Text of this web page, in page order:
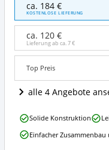
Fitness
Parallettes
Push
Dip
Stand
Wo
ist
erhältlich?
ca. 184 €
KOSTENLOSE LIEFERUNG
ca. 120 €
Lieferung ab ca.7 €
Top Preis
alle 4 Angebote
Lebert
Fitness
Parallettes
Solide Konstruktion
Einfacher Zusammenbau